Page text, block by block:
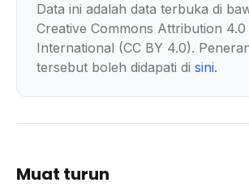
Data ini adalah data terbuka di
Creative Commons Attribution 4.0
International (CC BY 4.0).
tersebut boleh didapati di sini.
Muat turun